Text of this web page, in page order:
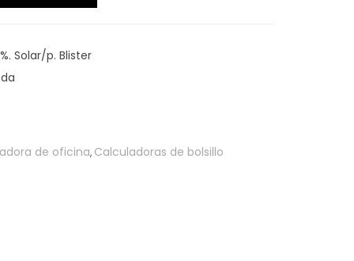
Solar/p. Blister
de oficina, Calculadoras de bolsillo